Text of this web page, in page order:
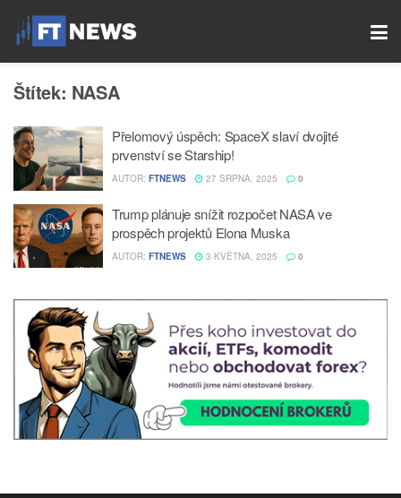
Štítek: NASA
Přelomový úspěch: SpaceX slaví dvojité
prvenství se Starship!
AUTOR: FTNEWS 27 SRPNA, 2025 0
Trump plánuje snížit rozpočet NASA ve
prospěch projektů Elona Muska
AUTOR: FTNEWS 3 KVĚTNA, 2025 0